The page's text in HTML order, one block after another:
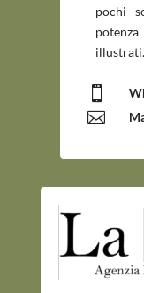
pochi
illustrati.

